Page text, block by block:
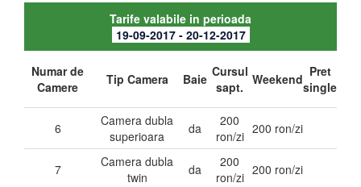
Tarife valabile in perioada
19-09-2017 - 20-12-2017
Numar de
Camere
Tip Camera Baie Cursul
sapt. Weekend Pret
single
6
Camera dubla
superioara
da
200
ron/zi 200 ron/zi
7
Camera dubla
twin
da
200
ron/zi 200 ron/zi